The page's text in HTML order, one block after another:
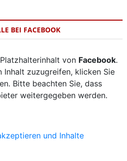
BEI FACEBOOK
von Facebook.
Inhalt zuzugreifen, klicken Sie
Bitte beachten Sie, dass
weitergegeben werden.
und Inhalte